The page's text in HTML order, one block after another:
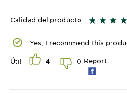
Calidad del producto
Yes, I recommend this
Útil 4 0 Report